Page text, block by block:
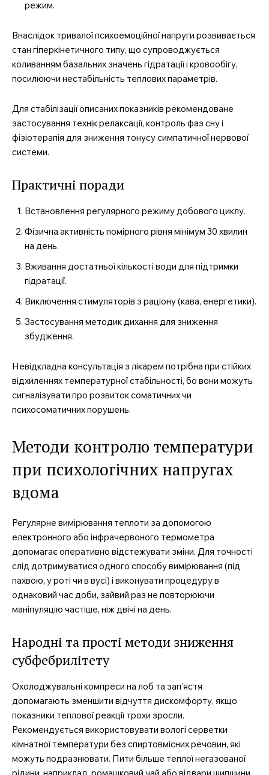
режим.
Внаслідок тривалої психоемоційної напруги розвивається
стан гіперкінетичного типу, що супроводжується
коливанням базальних значень гідратації і кровообігу,
посилюючи нестабільність теплових параметрів.
Для стабілізації описаних показників рекомендоване
застосування технік релаксації, контроль фаз сну і
фізіотерапія для зниження тонусу симпатичної нервової
системи.
Практичні поради
Встановлення регулярного режиму добового циклу.
Фізична активність помірного рівня мінімум 30 хвилин
на день.
Вживання достатньої кількості води для підтримки
гідратації.
Виключення стимуляторів з раціону (кава, енергетики).
Застосування методик дихання для зниження
збудження.
Невідкладна консультація з лікарем потрібна при стійких
відхиленнях температурної стабільності, бо вони можуть
сигналізувати про розвиток соматичних чи
психосоматичних порушень.
Методи контролю температури
при психологічних напругах
вдома
Регулярне вимірювання теплоти за допомогою
електронного або інфрачервоного термометра
допомагає оперативно відстежувати зміни. Для точності
слід дотримуватися одного способу вимірювання (під
пахвою, у роті чи в вусі) і виконувати процедуру в
однаковий час доби, зайвий раз не повторюючи
маніпуляцію частіше, ніж двічі на день.
Народні та прості методи зниження
субфебрилітету
Охолоджувальні компреси на лоб та зап’ястя
допомагають зменшити відчуття дискомфорту, якщо
показники теплової реакції трохи зросли.
Рекомендується використовувати вологі серветки
кімнатної температури без спиртовмісних речовин, які
можуть подразнювати. Пити більше теплої негазованої